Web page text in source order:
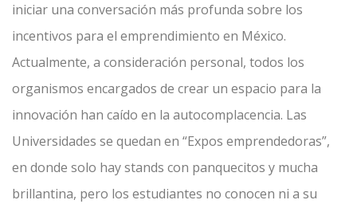
iniciar una conversación más profunda sobre los
incentivos para el emprendimiento en México.
Actualmente, a consideración personal, todos los
organismos encargados de crear un espacio para la
innovación han caído en la autocomplacencia. Las
Universidades se quedan en “Expos emprendedoras”,
en donde solo hay stands con panquecitos y mucha
brillantina, pero los estudiantes no conocen ni a su